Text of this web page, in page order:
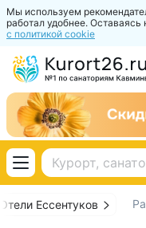
Мы используем
работал удобнее. Оставаясь
с политикой cookie
Отели Ессентуков